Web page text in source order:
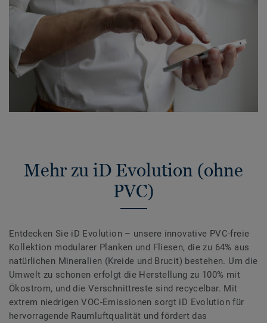
Mehr zu iD Evolution (ohne
PVC)
Entdecken Sie iD Evolution – unsere innovative PVC-freie
Kollektion modularer Planken und Fliesen, die zu 64% aus
natürlichen Mineralien (Kreide und Brucit) bestehen. Um die
Umwelt zu schonen erfolgt die Herstellung zu 100% mit
Ökostrom, und die Verschnittreste sind recycelbar. Mit
extrem niedrigen VOC-Emissionen sorgt iD Evolution für
hervorragende Raumluftqualität und fördert das